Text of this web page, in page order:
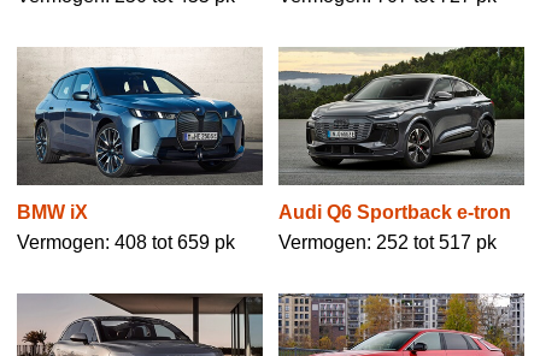
BMW iX
Vermogen: 408 tot 659 pk
Audi Q6 Sportback e-tron
Vermogen: 252 tot 517 pk